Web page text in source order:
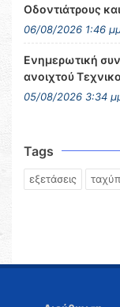
Οδοντιάτρους
06/08/2026 1:46
Ενημερωτική
ανοιχτού
05/08/2026 3:34
Tags
εξετάσεις